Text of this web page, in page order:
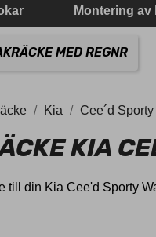
Montering av
MED REGNR
Kia Cee´d
KIA
till din Kia Cee'd Sporty